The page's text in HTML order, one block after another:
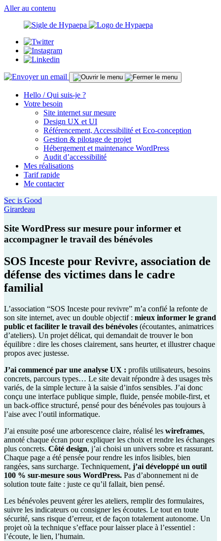
Aller au contenu
Hello / Qui suis-je ?
Votre besoin
Site internet sur mesure
Design UX et UI
Référencement, Accessibilité et Eco-conception
Gestion & pilotage de projet
Hébergement et maintenance WordPress
Audit d’accessibilité
Mes réalisations
Tarif rapide
Me contacter
Sec is Good
Girardeau
Site WordPress sur mesure pour informer et
accompagner le travail des bénévoles
SOS Inceste pour Revivre, association de
défense des victimes dans le cadre
familial
L’association “SOS Inceste pour revivre” m’a confié la refonte de
son site internet, avec un double objectif : mieux informer le grand
public et faciliter le travail des bénévoles (écoutantes, animatrices
d’ateliers). Un projet délicat, qui demandait de trouver le bon
équilibre : dire les choses clairement, sans heurter, et illustrer chaque
propos avec justesse.
J’ai commencé par une analyse UX : profils utilisateurs, besoins
concrets, parcours types… Le site devait répondre à des usages très
variés, de la simple lecture à la saisie d’infos sensibles. J’ai donc
conçu une interface publique simple, fluide, pensée mobile-first, et
un back-office structuré, pensé pour des bénévoles pas toujours à
l’aise avec l’outil informatique.
J’ai ensuite posé une arborescence claire, réalisé les wireframes,
annoté chaque écran pour expliquer les choix et rendre les échanges
plus concrets. Côté design, j’ai choisi un univers sobre et rassurant.
Chaque page a été pensée pour rendre les infos lisibles, bien
rangées, sans surcharge. Techniquement, j’ai développé un outil
100 % sur-mesure sous WordPress. Pas d’abonnement ni de
solution toute faite : juste ce qu’il fallait, bien pensé.
Les bénévoles peuvent gérer les ateliers, remplir des formulaires,
suivre les indicateurs ou consigner les écoutes. Le tout en toute
sécurité, sans risque d’erreur, et de façon totalement autonome. Un
projet où la technique s’efface pour laisser place à l’essentiel :
l’écoute, le lien, l’humain.